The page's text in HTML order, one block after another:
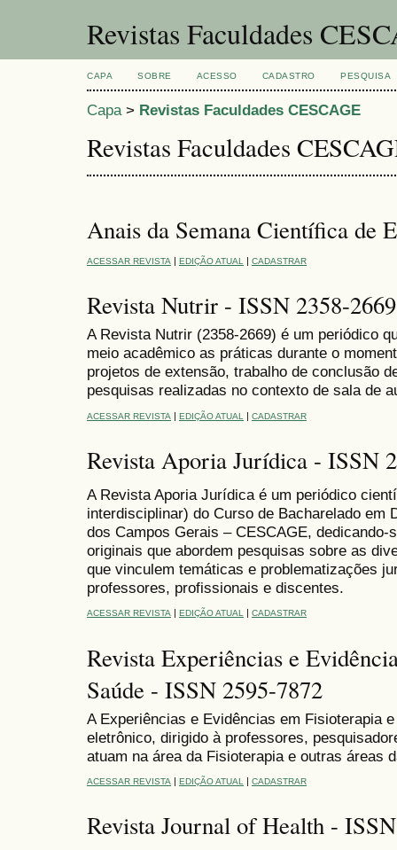
Revistas Faculdades
CAPA SOBRE ACESSO CADASTRO PESQUISA
Capa> Revistas Faculdades CESCAGE
Revistas Faculdades
Anais da Semana Científica de
ACESSAR REVISTA | EDIÇÃO ATUAL | CADASTRAR
Revista Nutrir - ISSN 2358-2669
A Revista Nutrir (2358-2669) é um periódico
meio acadêmico as práticas durante o
projetos de extensão, trabalho de conclusão
pesquisas realizadas no contexto de sala de
ACESSAR REVISTA | EDIÇÃO ATUAL | CADASTRAR
Revista Aporia Jurídica - ISSN
A Revista Aporia Jurídica é um periódico
interdisciplinar) do Curso de Bacharelado em
dos Campos Gerais – CESCAGE, dedicando-
originais que abordem pesquisas sobre as
que vinculem temáticas e problematizações
professores, profissionais e discentes.
ACESSAR REVISTA EDIÇÃO ATUAL CADASTRAR
Revista Experiências e
Saúde - ISSN 2595-7872
A Experiências e Evidências em Fisioterapia
eletrônico, dirigido à professores,
atuam na área da Fisioterapia e outras áreas
ACESSAR REVISTA | EDIÇÃO ATUAL | CADASTRAR
Revista Journal of Health -